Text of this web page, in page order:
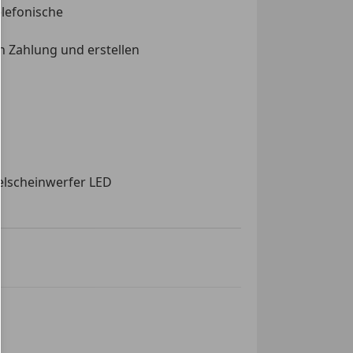
Zahlung und erstellen
LED
(ASR) Audiosystem:
und
mit Bluetooth-/USB-